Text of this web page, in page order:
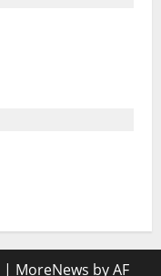
| MoreNews by AF